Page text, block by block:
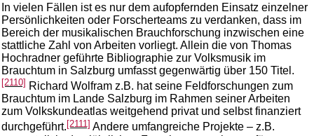
In vielen Fällen ist es nur dem aufopfernden Einsatz einzelner
Persönlichkeiten oder Forscherteams zu verdanken, dass im
Bereich der musikalischen Brauchforschung inzwischen eine
stattliche Zahl von Arbeiten vorliegt. Allein die von Thomas
Hochradner geführte Bibliographie zur Volksmusik im
Brauchtum in Salzburg umfasst gegenwärtig über 150 Titel.
[2110] Richard Wolfram z.B. hat seine Feldforschungen zum
Brauchtum im Lande Salzburg im Rahmen seiner Arbeiten
zum Volkskundeatlas weitgehend privat und selbst finanziert
durchgeführt.[2111] Andere umfangreiche Projekte – z.B.